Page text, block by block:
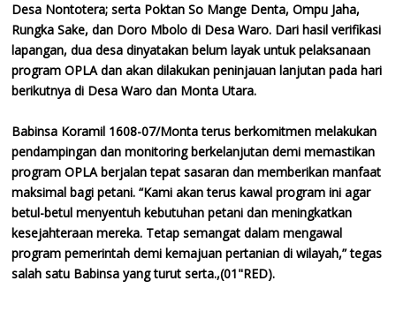
Desa Nontotera; serta Poktan So Mange Denta, Ompu Jaha,
Rungka Sake, dan Doro Mbolo di Desa Waro. Dari hasil verifikasi
lapangan, dua desa dinyatakan belum layak untuk pelaksanaan
program OPLA dan akan dilakukan peninjauan lanjutan pada hari
berikutnya di Desa Waro dan Monta Utara.
Babinsa Koramil 1608-07/Monta terus berkomitmen melakukan
pendampingan dan monitoring berkelanjutan demi memastikan
program OPLA berjalan tepat sasaran dan memberikan manfaat
maksimal bagi petani. “Kami akan terus kawal program ini agar
betul-betul menyentuh kebutuhan petani dan meningkatkan
kesejahteraan mereka. Tetap semangat dalam mengawal
program pemerintah demi kemajuan pertanian di wilayah,” tegas
salah satu Babinsa yang turut serta.,(01"RED).